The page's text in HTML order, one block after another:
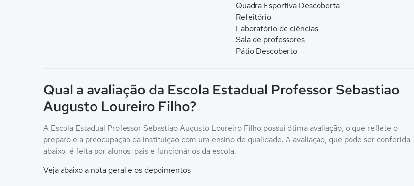
Quadra Esportiva Descoberta
Refeitório
Laboratório de ciências
Sala de professores
Pátio Descoberto
Qual a avaliação da Escola Estadual Professor Sebastiao
Augusto Loureiro Filho?
A Escola Estadual Professor Sebastiao Augusto Loureiro Filho possui ótima avaliação, o que reflete o
preparo e a preocupação da instituição com um ensino de qualidade. A avaliação, que pode ser conferida
abaixo, é feita por alunos, pais e funcionários da escola.
Veja abaixo a nota geral e os depoimentos